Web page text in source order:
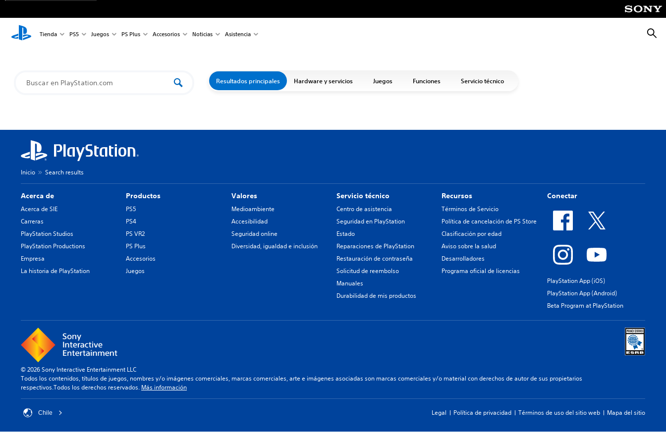
Tienda PS5 Juegos PS Plus Accesorios Noticias Asistencia
Resultados principales Hardware y servicios Juegos Funciones Servicio técnico
Inicio Search results
Acerca de
Acerca de SIE
Carreras
PlayStation Studios
PlayStation Productions
Empresa
La historia de PlayStation
Productos
PS5
PS4
PS VR2
PS Plus
Accesorios
Juegos
Valores
Medioambiente
Accesibilidad
Seguridad online
Diversidad, igualdad e inclusión
Servicio técnico
Centro de asistencia
Seguridad en PlayStation
Estado
Reparaciones de PlayStation
Restauración de contraseña
Solicitud de reembolso
Manuales
Durabilidad de mis productos
Recursos
Términos de Servicio
Política de cancelación de PS Store
Clasificación por edad
Aviso sobre la salud
Desarrolladores
Programa oficial de licencias
Conectar
PlayStation App (iOS)
PlayStation App (Android)
Beta Program at PlayStation
© 2026 Sony Interactive Entertainment LLC
Todos los contenidos, títulos de juegos, nombres y/o imágenes comerciales, marcas comerciales, arte e imágenes asociadas son marcas comerciales y/o material con derechos de autor de sus propietarios
respectivos.Todos los derechos reservados. Más información
Chile Legal Política de privacidad Términos de uso del sitio web Mapa del sitio